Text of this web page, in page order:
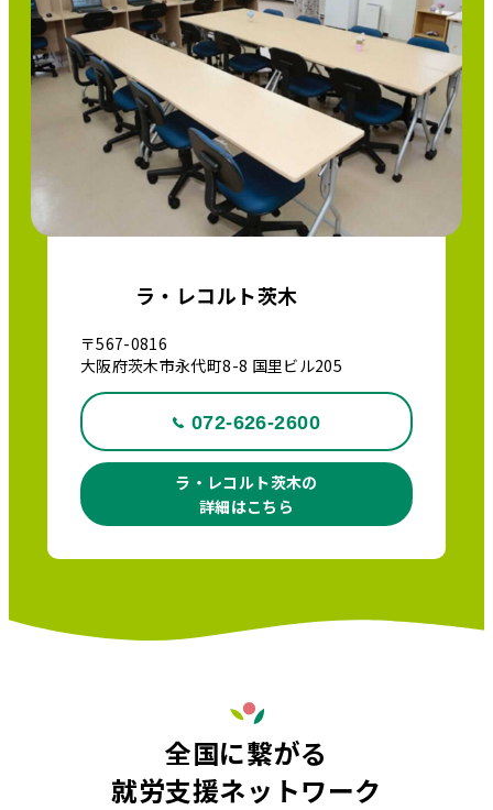
ラ・レコルト茨木
〒567-0816
大阪府茨木市永代町8-8 国里ビル205
072-626-2600
ラ・レコルト茨木の
詳細はこちら
全国に繋がる
就労支援ネットワーク